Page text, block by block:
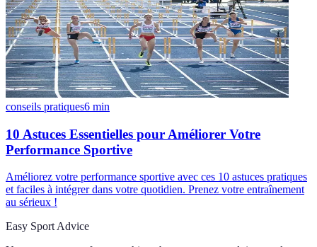
conseils pratiques6 min
10 Astuces Essentielles pour Améliorer Votre
Performance Sportive
Améliorez votre performance sportive avec ces 10 astuces pratiques
et faciles à intégrer dans votre quotidien. Prenez votre entraînement
au sérieux !
Easy Sport Advice